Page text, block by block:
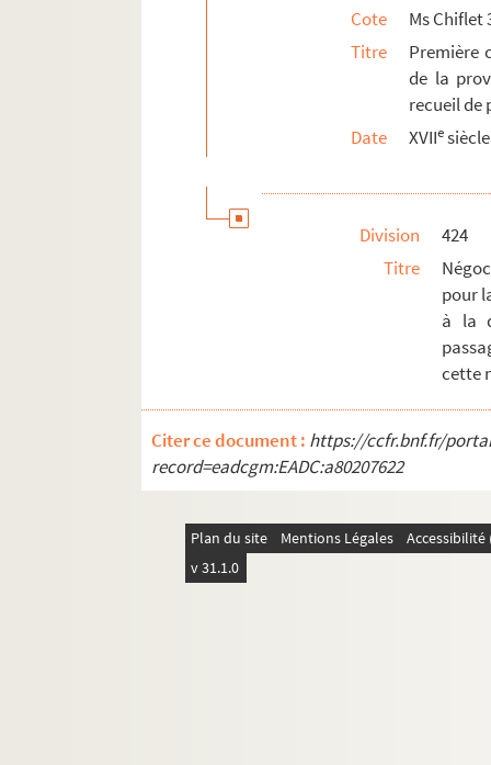
Cote
Ms Chiflet
Titre
Première
de la
recueil de
Date
XVIIesiècle
Division
424
Titre
pour
à la
cette
Citer ce document : https://ccfr.bnf.fr/
record=eadcgm:EADC:a80207622
Plan du site Mentions Légales
v 31.1.0